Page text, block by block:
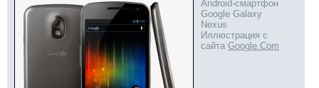
Android-смартфон
Google Galaxy
Nexus
Иллюстрация с
сайта Google.Com